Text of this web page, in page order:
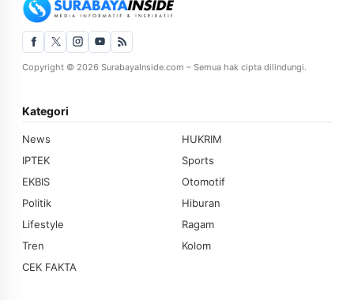
Copyright © 2026 SurabayaInside.com – Semua hak cipta dilindungi.
Kategori
News
HUKRIM
IPTEK
Sports
EKBIS
Otomotif
Politik
Hiburan
Lifestyle
Ragam
Tren
Kolom
CEK FAKTA